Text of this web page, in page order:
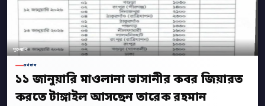
মুক্তধ্বনি
সর্বশেষ
১১ জানুয়ারি মাওলানা ভাসানীর কবর জিয়ারত
করতে টাঙ্গাইল আসছেন তারেক রহমান